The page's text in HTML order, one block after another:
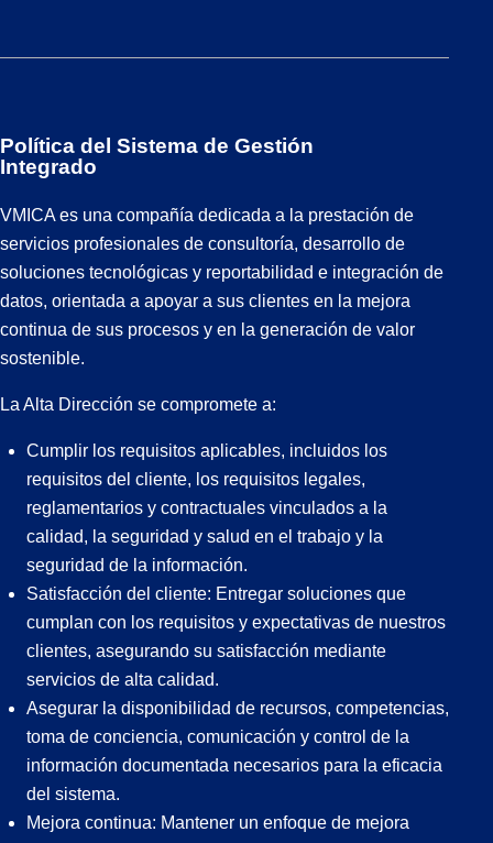
Política del Sistema de Gestión
Integrado
VMICA es una compañía dedicada a la prestación de
servicios profesionales de consultoría, desarrollo de
soluciones tecnológicas y reportabilidad e integración de
datos, orientada a apoyar a sus clientes en la mejora
continua de sus procesos y en la generación de valor
sostenible.
La Alta Dirección se compromete a:
Cumplir los requisitos aplicables, incluidos los
requisitos del cliente, los requisitos legales,
reglamentarios y contractuales vinculados a la
calidad, la seguridad y salud en el trabajo y la
seguridad de la información.
Satisfacción del cliente: Entregar soluciones que
cumplan con los requisitos y expectativas de nuestros
clientes, asegurando su satisfacción mediante
servicios de alta calidad.
Asegurar la disponibilidad de recursos, competencias,
toma de conciencia, comunicación y control de la
información documentada necesarios para la eficacia
del sistema.
Mejora continua: Mantener un enfoque de mejora